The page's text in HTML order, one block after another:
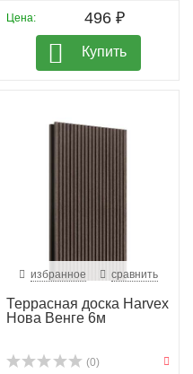
Цена: 496 ₽
Купить
избранное сравнить
Террасная доска Harvex
Нова Венге 6м
(0)